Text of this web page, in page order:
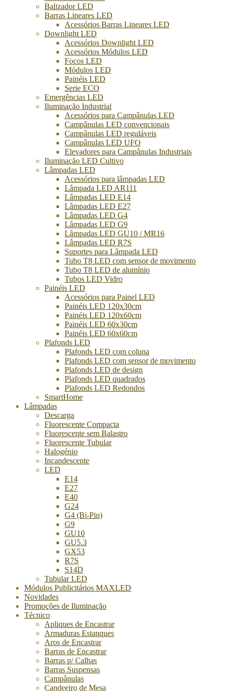
Balizador LED
Barras Lineares LED
Acessórios Barras Lineares LED
Downlight LED
Acessórios Downlight LED
Acessórios Módulos LED
Focos LED
Módulos LED
Painéis LED
Serie ECO
Emergências LED
Iluminação Industrial
Acessórios para Campânulas LED
Campânulas LED convencionais
Campânulas LED reguláveis
Campânulas LED UFO
Elevadores para Campânulas Industriais
Iluminação LED Cultivo
Lâmpadas LED
Acessórios para lâmpadas LED
Lâmpada LED AR111
Lâmpadas LED E14
Lâmpadas LED E27
Lâmpadas LED G4
Lâmpadas LED G9
Lâmpadas LED GU10 / MR16
Lâmpadas LED R7S
Suportes para Lâmpada LED
Tubo T8 LED com sensor de movimento
Tubo T8 LED de alumínio
Tubos LED Vidro
Painéis LED
Acessórios para Painel LED
Painéis LED 120x30cm
Painéis LED 120x60cm
Painéis LED 60x30cm
Painéis LED 60x60cm
Plafonds LED
Plafonds LED com coluna
Plafonds LED com sensor de movimento
Plafonds LED de design
Plafonds LED quadrados
Plafonds LED Redondos
SmartHome
Lâmpadas
Descarga
Fluorescente Compacta
Fluorescente sem Balastro
Fluorescente Tubular
Halogénio
Incandescente
LED
E14
E27
E40
G24
G4 (Bi-Pin)
G9
GU10
GU5.3
GX53
R7S
S14D
Tubular LED
Módulos Publicitários MAXLED
Novidades
Promoções de Iluminação
Técnico
Apliques de Encastrar
Armaduras Estanques
Aros de Encastrar
Barras de Encastrar
Barras p/ Calhas
Barras Suspensas
Campânulas
Candeeiro de Mesa